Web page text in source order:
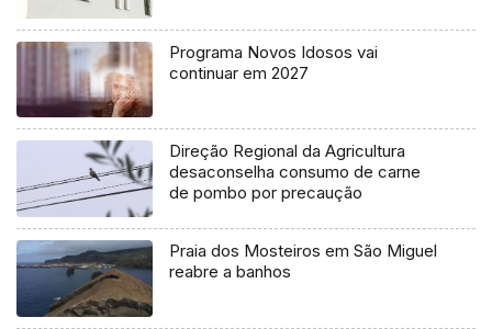
Programa Novos Idosos vai
continuar em 2027
Direção Regional da Agricultura
desaconselha consumo de carne
de pombo por precaução
Praia dos Mosteiros em São Miguel
reabre a banhos